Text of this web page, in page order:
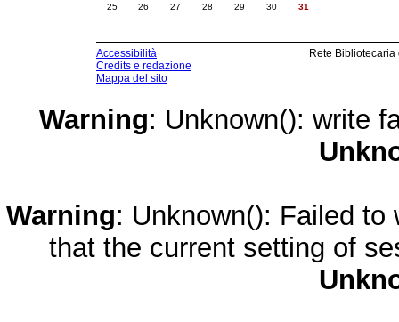
25
26 27 28 29 30 31
Accessibilità
Credits e redazione
Mappa del sito
Rete
Warning: Unknown(): write
Warning: Unknown(): Failed
that the current setting of